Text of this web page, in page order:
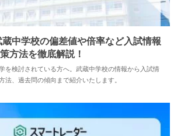
2025.01.31
蔵中学校の偏差値や倍率など入試情報
方法を徹底解説！
を検討されている方へ。武蔵中学校の情報から入試情
法、過去問の傾向まで紹介いたします。